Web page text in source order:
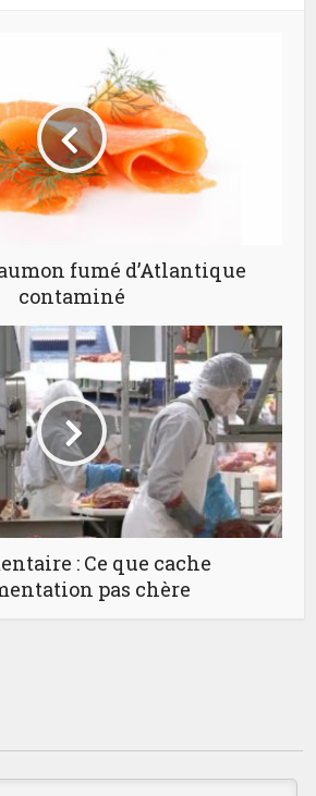
fumé d’Atlantique
contaminé
: Ce que cache
pas chère